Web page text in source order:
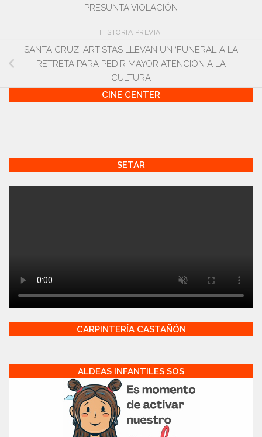
PRESUNTA VIOLACIÓN
HISTORIA PREVIA
SANTA CRUZ: ARTISTAS LLEVAN UN ‘FUNERAL’ A LA
RETRETA PARA PEDIR MAYOR ATENCIÓN A LA
CULTURA
CINE CENTER
SETAR
CARPINTERÍA CASTAÑÓN
ALDEAS INFANTILES SOS